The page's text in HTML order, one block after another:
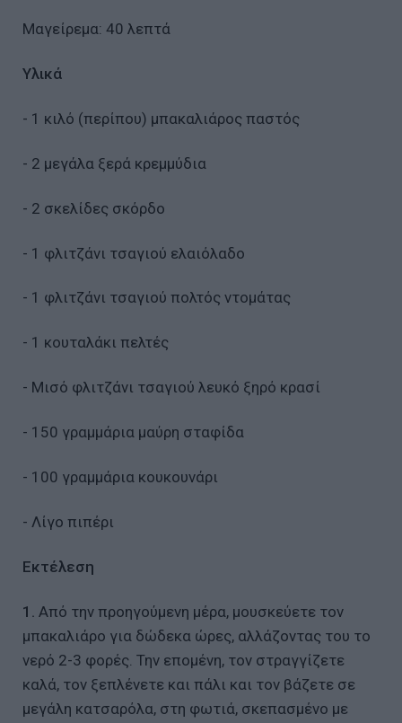
Μαγείρεμα: 40 λεπτά
Υλικά
- 1 κιλό (περίπου) μπακαλιάρος παστός
- 2 μεγάλα ξερά κρεμμύδια
- 2 σκελίδες σκόρδο
- 1 φλιτζάνι τσαγιού ελαιόλαδο
- 1 φλιτζάνι τσαγιού πολτός ντομάτας
- 1 κουταλάκι πελτές
- Μισό φλιτζάνι τσαγιού λευκό ξηρό κρασί
- 150 γραμμάρια μαύρη σταφίδα
- 100 γραμμάρια κουκουνάρι
- Λίγο πιπέρι
Εκτέλεση
1. Από την προηγούμενη μέρα, μουσκεύετε τον
μπακαλιάρο για δώδεκα ώρες, αλλάζοντας του το
νερό 2-3 φορές. Την επομένη, τον στραγγίζετε
καλά, τον ξεπλένετε και πάλι και τον βάζετε σε
μεγάλη κατσαρόλα, στη φωτιά, σκεπασμένο με